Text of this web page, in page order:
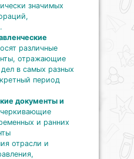
значимых
различные
отражающие
в самых разных
период
документы и
и ранних
отрасли и